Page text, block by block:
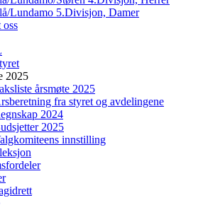
Lundamo 5.Divisjon, Damer
2025
årsmøte 2025
fra styret og avdelingene
2024
2025
innstilling